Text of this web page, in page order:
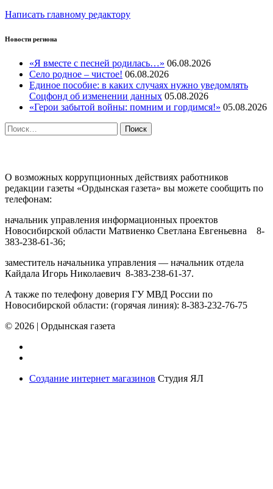
Написать главному редактору
Новости региона
«Я вместе с песней родилась…» 06.08.2026
Село родное – чистое! 06.08.2026
Единое пособие: в каких случаях нужно уведомлять
Соцфонд об изменении данных 05.08.2026
«Герои забытой войны: помним и гордимся!» 05.08.2026
Найти:
О возможных коррупционных действиях работников
редакции газеты «Ордынская газета» вы можете сообщить по
телефонам:
начальник управления информационных проектов
Новосибирской области Матвиенко Светлана Евгеньевна 8-
383-238-61-36;
заместитель начальника управления — начальник отдела
Кайдала Игорь Николаевич 8-383-238-61-37.
А также по телефону доверия ГУ МВД России по
Новосибирской области: (горячая линия): 8-383-232-76-75
© 2026 | Ордынская газета
Создание интернет магазинов Студия ЯЛ